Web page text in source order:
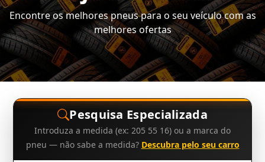
Encontre os melhores pneus para o seu veículo com as
melhores ofertas
Pesquisa Especializada
Introduza a medida (ex: 205 55 16) ou a marca do
pneu — não sabe a medida? Descubra pelo seu carro